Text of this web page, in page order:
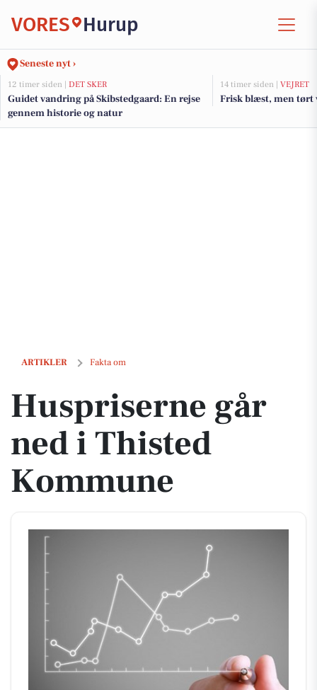
VORES Hurup
Seneste nyt ›
12 timer siden | DET SKER
Guidet vandring på Skibstedgaard: En rejse
gennem historie og natur
14 timer siden | VEJRET
Frisk blæst, men tørt
ARTIKLER Fakta om
Huspriserne går ned i Thisted Kommune
Huspriserne går
ned i Thisted
Kommune